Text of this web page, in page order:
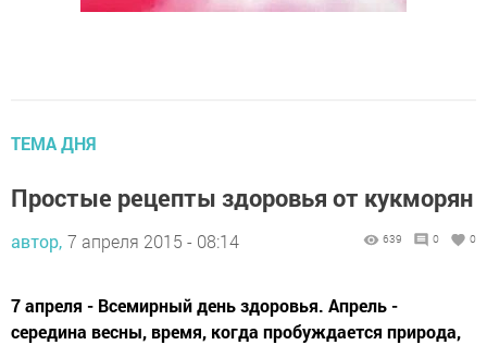
ТЕМА ДНЯ
Простые рецепты здоровья от кукморян
автор, 7 апреля 2015 - 08:14 639 0 0
7 апреля - Всемирный день здоровья. Апрель -
середина весны, время, когда пробуждается природа,